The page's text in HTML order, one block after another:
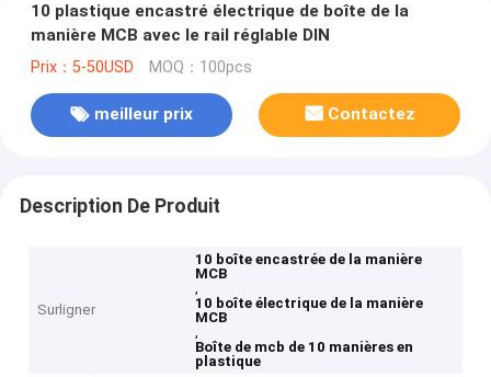
10 plastique encastré électrique de boîte de la
manière MCB avec le rail réglable DIN
Prix：5-50USD MOQ：100pcs
meilleur prix Contactez
Description De Produit
Surligner
10 boîte encastrée de la manière
MCB
,
10 boîte électrique de la manière
MCB
,
Boîte de mcb de 10 manières en
plastique